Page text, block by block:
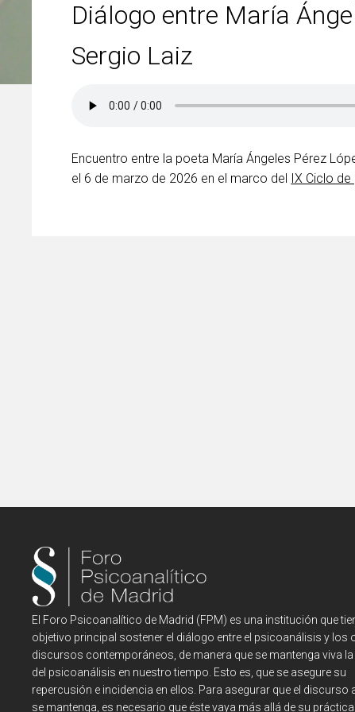
Diálogo entre María
Sergio Laiz
Encuentro entre la poeta María Ángeles Pérez
el 6 de marzo de 2026 en el marco del IX Ciclo
El Foro Psicoanalítico de Madrid (FPM) es una institución que
objetivo principal sostener el diálogo entre el psicoanálisis y los
discursos contemporáneos, de manera que se mantenga viva
del psicoanálisis en nuestro tiempo. Esto es, que se asegure su
repercusión e incidencia en ellos. Para asegurar que el discurso
se mantenga, es necesario que éste vaya más allá de su